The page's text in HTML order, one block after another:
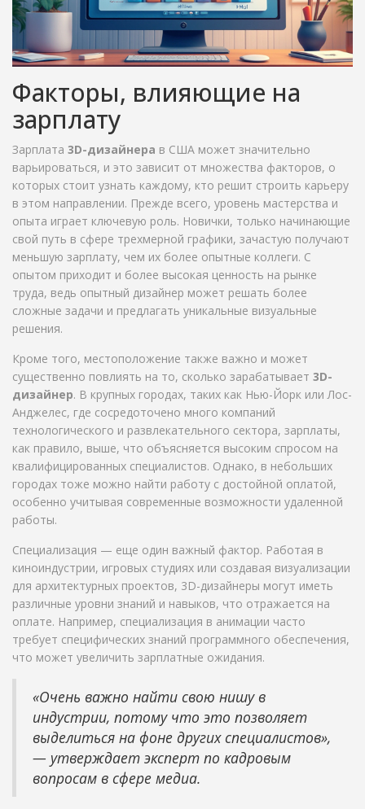
Факторы, влияющие на
зарплату
Зарплата 3D-дизайнера в США может значительно
варьироваться, и это зависит от множества факторов, о
которых стоит узнать каждому, кто решит строить карьеру
в этом направлении. Прежде всего, уровень мастерства и
опыта играет ключевую роль. Новички, только начинающие
свой путь в сфере трехмерной графики, зачастую получают
меньшую зарплату, чем их более опытные коллеги. С
опытом приходит и более высокая ценность на рынке
труда, ведь опытный дизайнер может решать более
сложные задачи и предлагать уникальные визуальные
решения.
Кроме того, местоположение также важно и может
существенно повлиять на то, сколько зарабатывает 3D-
дизайнер. В крупных городах, таких как Нью-Йорк или Лос-
Анджелес, где сосредоточено много компаний
технологического и развлекательного сектора, зарплаты,
как правило, выше, что объясняется высоким спросом на
квалифицированных специалистов. Однако, в небольших
городах тоже можно найти работу с достойной оплатой,
особенно учитывая современные возможности удаленной
работы.
Специализация — еще один важный фактор. Работая в
киноиндустрии, игровых студиях или создавая визуализации
для архитектурных проектов, 3D-дизайнеры могут иметь
различные уровни знаний и навыков, что отражается на
оплате. Например, специализация в анимации часто
требует специфических знаний программного обеспечения,
что может увеличить зарплатные ожидания.
«Очень важно найти свою нишу в
индустрии, потому что это позволяет
выделиться на фоне других специалистов»,
— утверждает эксперт по кадровым
вопросам в сфере медиа.